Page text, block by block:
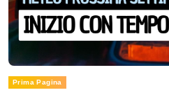
Prima Pagina